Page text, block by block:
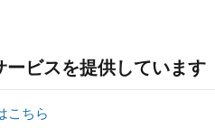
ビスを提供しています
こちら